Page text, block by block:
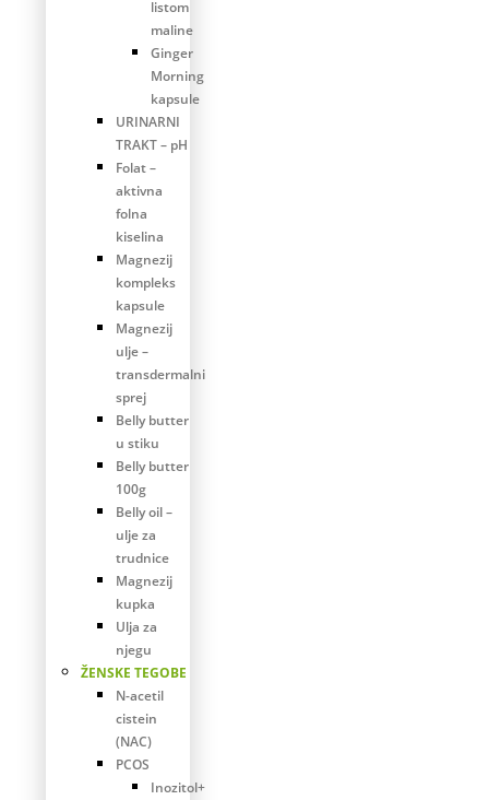
listom
maline
Ginger
Morning
kapsule
URINARNI
TRAKT – pH
Folat –
aktivna
folna
kiselina
Magnezij
kompleks
kapsule
Magnezij
ulje –
transdermalni
sprej
Belly butter
u stiku
Belly butter
100g
Belly oil –
ulje za
trudnice
Magnezij
kupka
Ulja za
njegu
ŽENSKE TEGOBE
N-acetil
cistein
(NAC)
PCOS
Inozitol+